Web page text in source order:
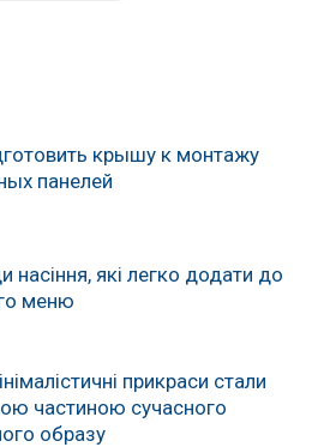
крышу к монтажу
панелей
насіння, які легко додати до
меню
прикраси стали
частиною сучасного
образу